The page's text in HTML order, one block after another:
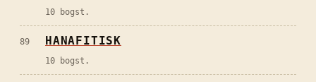
10 bogst.
89 HANAFITISK
10 bogst.